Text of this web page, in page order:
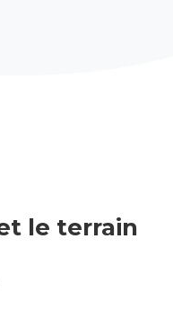
le terrain